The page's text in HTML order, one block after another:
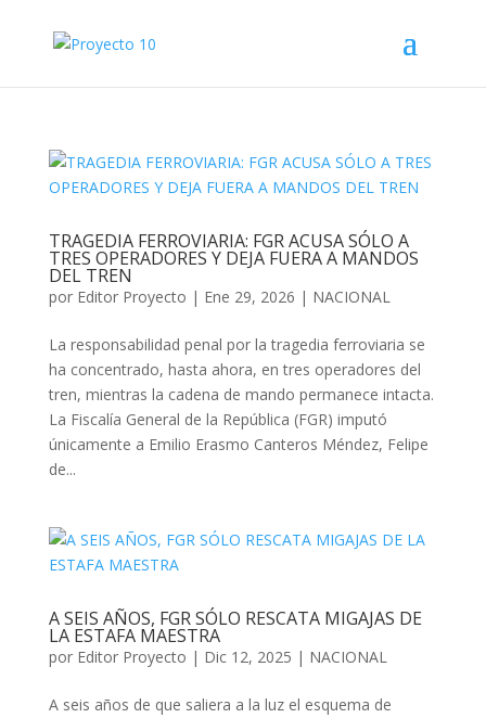
TRAGEDIA FERROVIARIA: FGR ACUSA SÓLO A
TRES OPERADORES Y DEJA FUERA A MANDOS
DEL TREN
por Editor Proyecto | Ene 29, 2026 | NACIONAL
La responsabilidad penal por la tragedia ferroviaria se
ha concentrado, hasta ahora, en tres operadores del
tren, mientras la cadena de mando permanece intacta.
La Fiscalía General de la República (FGR) imputó
únicamente a Emilio Erasmo Canteros Méndez, Felipe
de...
A SEIS AÑOS, FGR SÓLO RESCATA MIGAJAS DE
LA ESTAFA MAESTRA
por Editor Proyecto | Dic 12, 2025 | NACIONAL
A seis años de que saliera a la luz el esquema de